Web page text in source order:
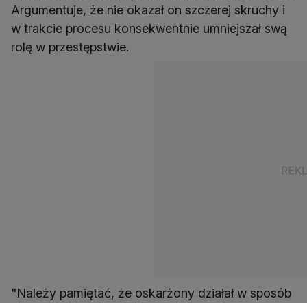
Argumentuje, że nie okazał on szczerej skruchy i
w trakcie procesu konsekwentnie umniejszał swą
rolę w przestępstwie.
"Należy pamiętać, że oskarżony działał w sposób